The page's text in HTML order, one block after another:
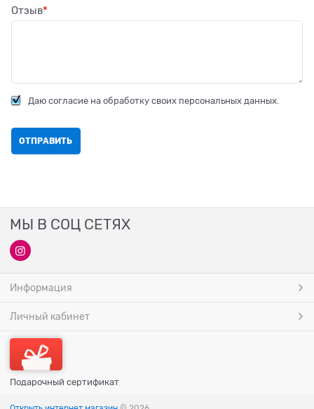
Отзыв
Даю согласие на обработку своих персональных данных.
МЫ В СОЦ СЕТЯХ
Информация
Личный кабинет
Подарочный сертификат